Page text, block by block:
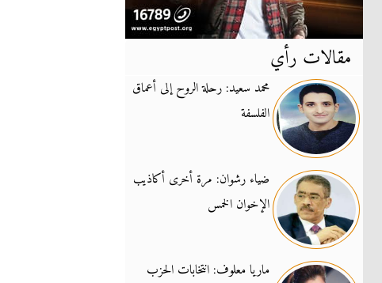
مقالات رأي
محمد سعيد: رحلة الروح إلى أعماق
الفلسفة
ضياء رشوان: مرة أخرى أكاذيب
الإخوان الخمس
ماريا معلوف: انتخابات الحزب